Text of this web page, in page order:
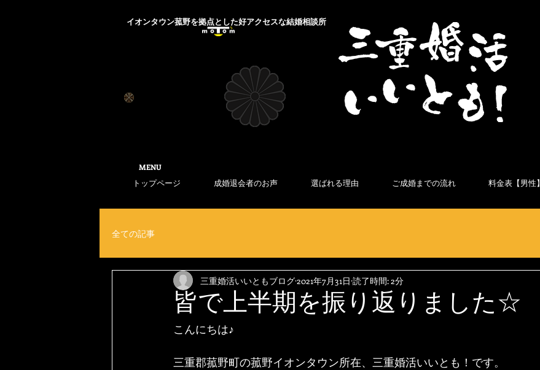
​MENU
​イオンタウン菰野を拠点とした好アクセスな結婚相談所
トップページ 成婚退会者のお声 選ばれる理由 ご成婚までの流れ 料金表【男性】
全ての記事
皆で上半期を振り返りました☆
三重婚活いいともブログ2021年7月31日 読了時間: 2分
こんにちは♪
三重郡菰野町の菰野イオンタウン所在、三重婚活いいとも！です。